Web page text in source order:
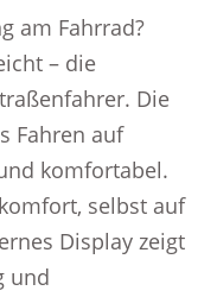
am Fahrrad?
– die
Die
Fahren auf
komfortabel.
selbst auf
Display zeigt
und